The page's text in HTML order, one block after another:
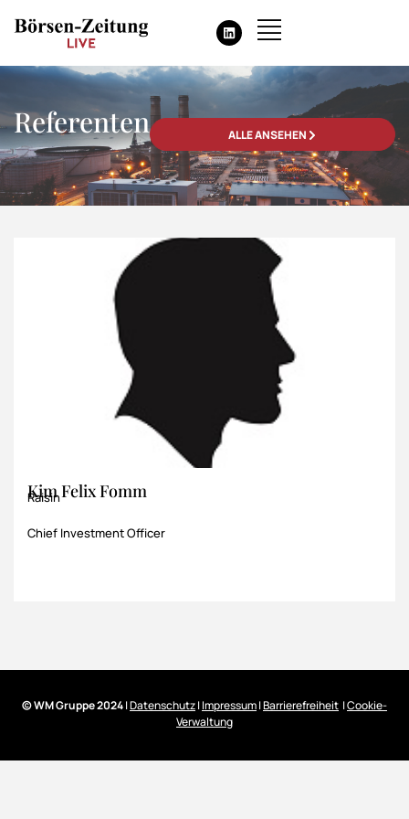
Referenten ALLE ANSEHEN
Kim Felix Fomm
Raisin
Chief Investment Officer
© WM Gruppe 2024|Datenschutz|Impressum|Barrierefreiheit |Cookie-
Verwaltung